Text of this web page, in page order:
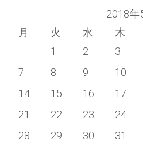
2018年
月
火 水 木
1
2 3
7
8 9 10
14
15 16 17
21
22 23 24
28
29 30
31